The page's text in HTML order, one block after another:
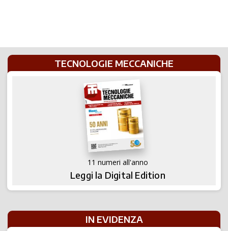
TECNOLOGIE MECCANICHE
11 numeri all'anno
Leggi la Digital Edition
IN EVIDENZA